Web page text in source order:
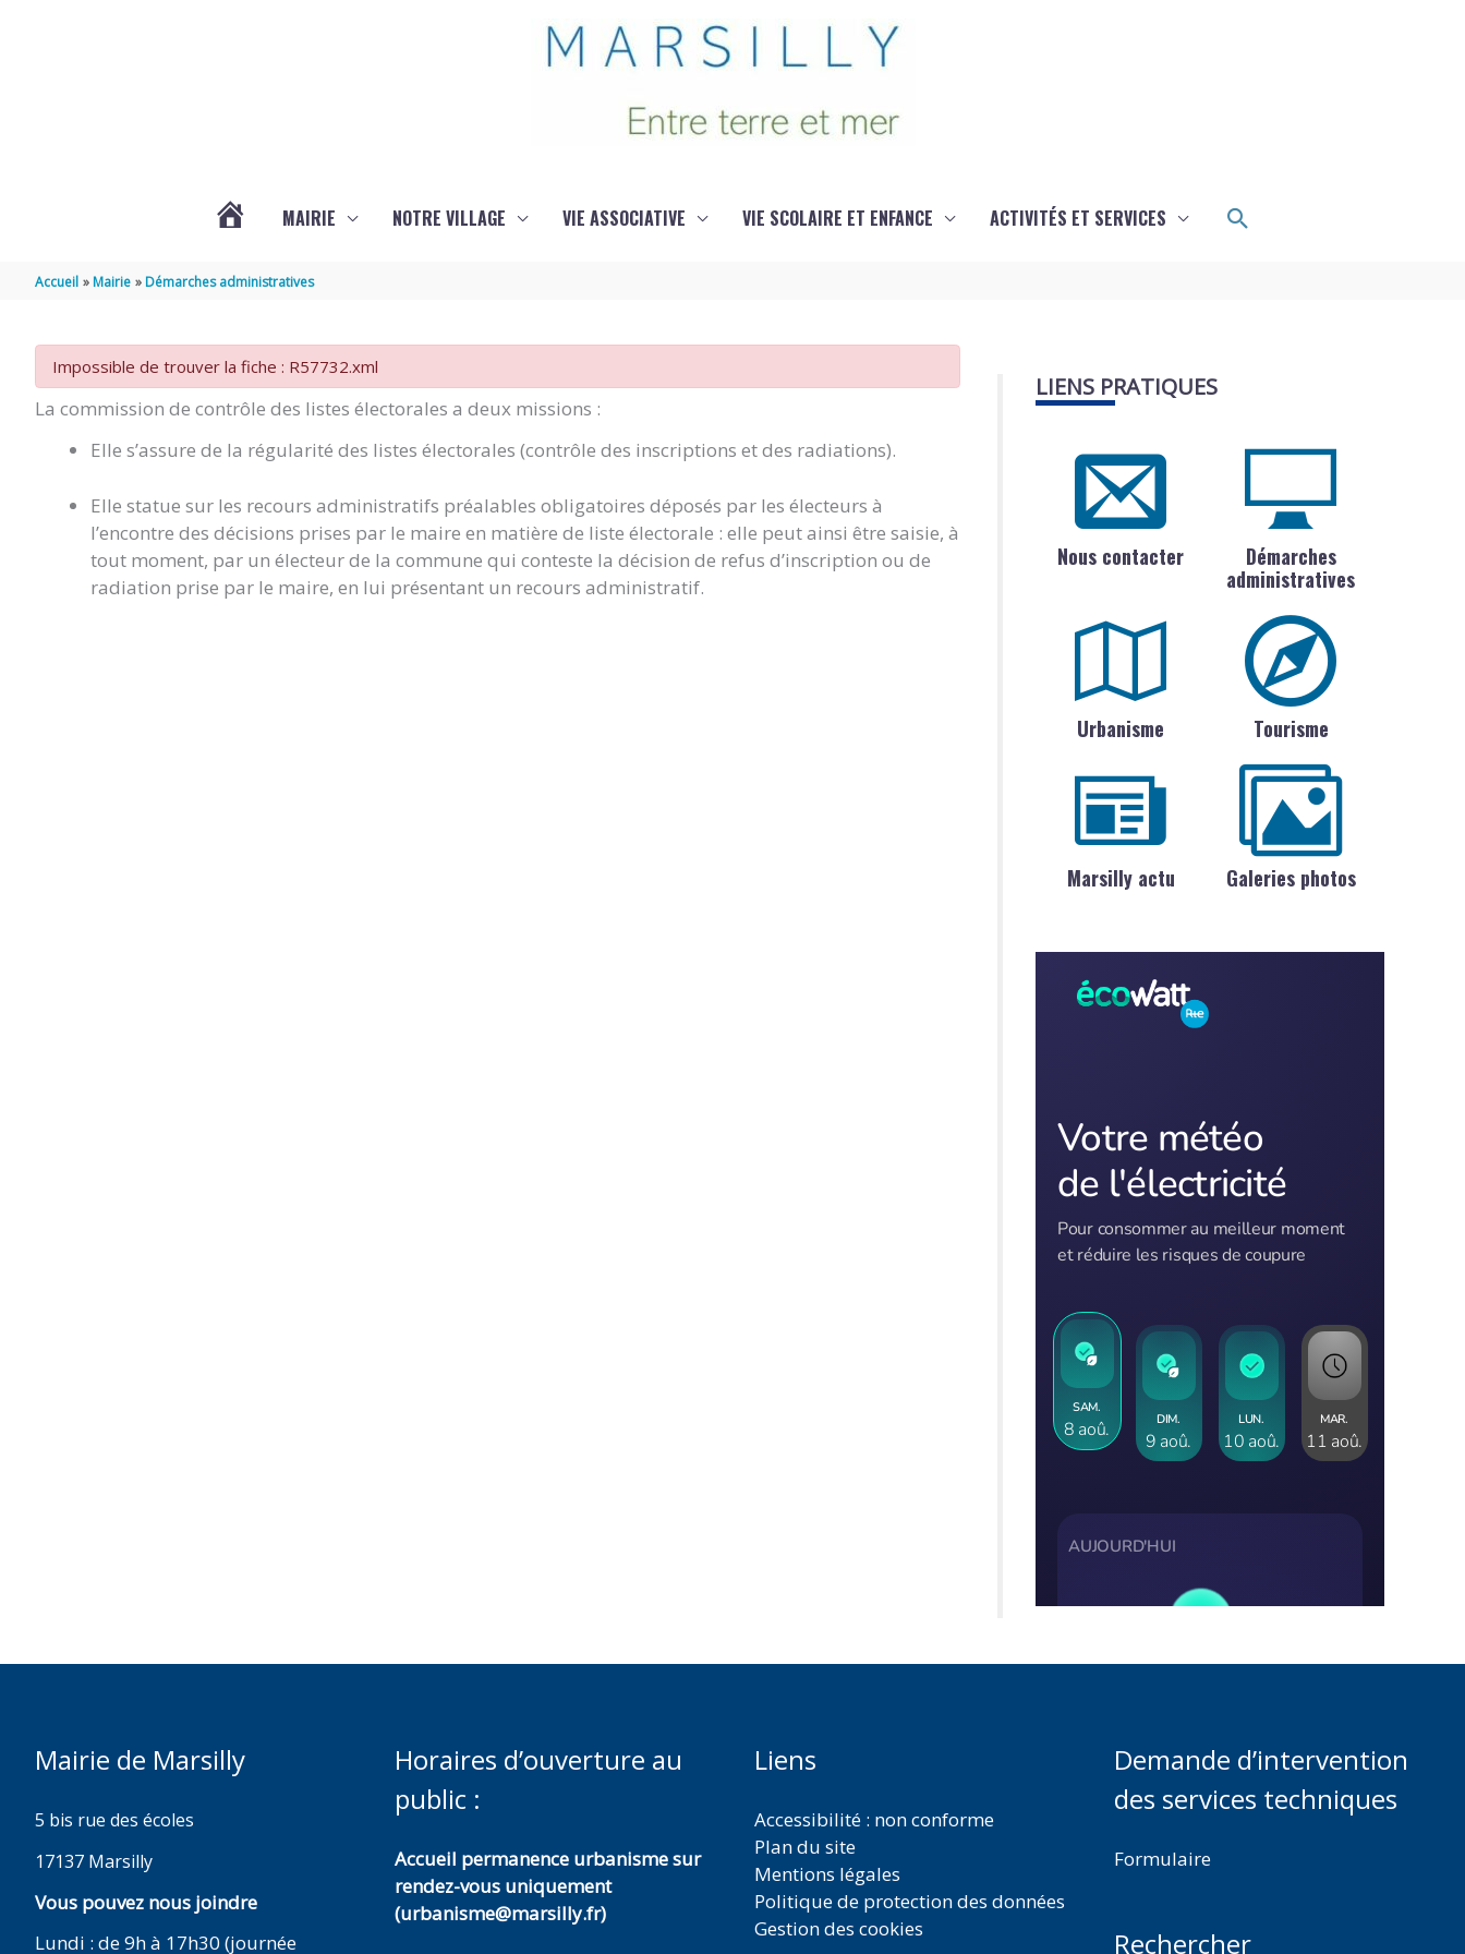
MARSILLY
MAIRIE NOTRE VILLAGE VIE ASSOCIATIVE VIE SCOLAIRE ET ENFANCE ACTIVITÉS ET SERVICES Rechercher
Accueil Mairie Démarches administratives
Impossible de trouver la fiche : R57732.xml
La commission de contrôle des listes électorales a deux missions :
Elle s’assure de la régularité des listes électorales (contrôle des inscriptions et des radiations).
Elle statue sur les recours administratifs préalables obligatoires déposés par les électeurs à
l’encontre des décisions prises par le maire en matière de liste électorale : elle peut ainsi être saisie, à
tout moment, par un électeur de la commune qui conteste la décision de refus d’inscription ou de
radiation prise par le maire, en lui présentant un recours administratif.
LIENS PRATIQUES
Nous contacter
Démarches
administratives
Urbanisme Tourisme
Marsilly actu Galeries photos
Mairie de Marsilly
5 bis rue des écoles
17137 Marsilly
Vous pouvez nous joindre
Lundi : de 9h à 17h30 (journée
Horaires d’ouverture au
public :
Accueil permanence urbanisme sur
rendez-vous uniquement
(urbanisme@marsilly.fr)
Liens
Accessibilité : non conforme
Plan du site
Mentions légales
Politique de protection des données
Gestion des cookies
Demande d’intervention
des services techniques
Formulaire
Rechercher